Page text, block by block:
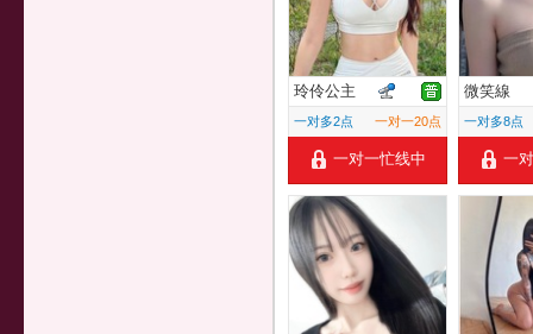
玲伶公主
一对多2点 一对一20点
一对一忙线中
微笑線
一对多8点
一